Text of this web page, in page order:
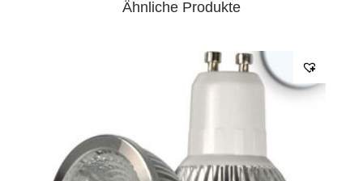
Ähnliche Produkte